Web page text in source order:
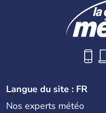
Langue du site : FR
Nos experts météo